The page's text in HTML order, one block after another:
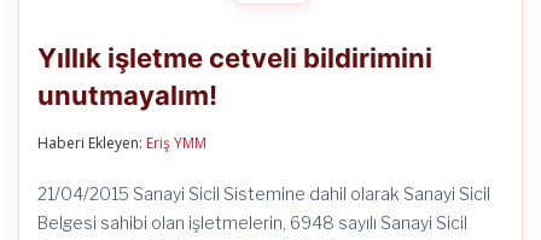
cetveli
bildirimini
Yıllık işletme cetveli bildirimini
unutmayalım!
Haberi Ekleyen: Eriş YMM
21/04/2015 Sanayi Sicil Sistemine dahil olarak Sanayi Sicil
Belgesi sahibi olan işletmelerin, 6948 sayılı Sanayi Sicil